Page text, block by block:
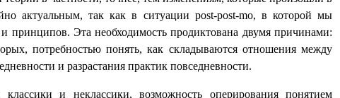
актуальным, так как в ситуации post-post-mo, в которой мы
принципов. Эта необходимость продиктована двумя причинами:
потребностью понять, как складываются отношения между
и разрастания практик повседневности.
и неклассики, возможность оперирования понятием